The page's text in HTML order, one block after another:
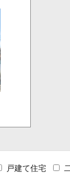
戸建て住宅